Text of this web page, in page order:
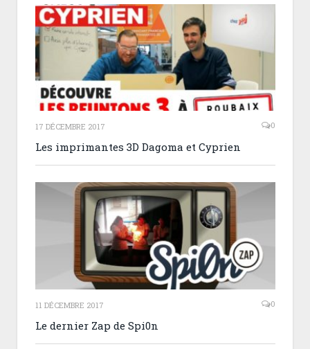
17 DÉCEMBRE 2017 0
Les imprimantes 3D Dagoma et Cyprien
11 DÉCEMBRE 2017 0
Le dernier Zap de Spi0n